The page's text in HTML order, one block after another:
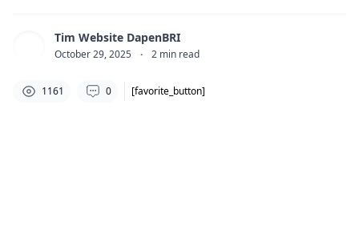
Tim Website DapenBRI
October 29, 2025 · 2 min read
1161 0 [favorite_button]